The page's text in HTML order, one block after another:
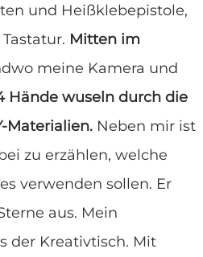
und Heißklebepistole,
Mitten im
meine Kamera und
Hände wuseln durch die
Materialien. Neben mir ist
zu erzählen, welche
verwenden sollen. Er
aus. Mein
der Kreativtisch. Mit